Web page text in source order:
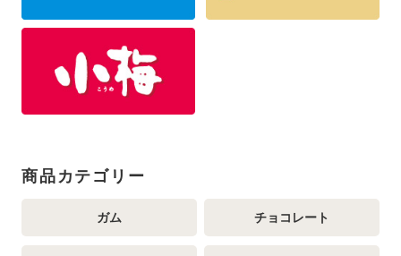
商品カテゴリー
ガム チョコレート